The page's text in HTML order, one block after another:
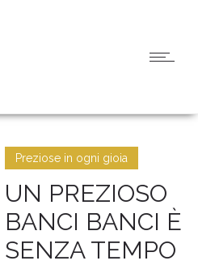
Preziose in ogni gioia
UN PREZIOSO
BANCI BANCI È
SENZA TEMPO